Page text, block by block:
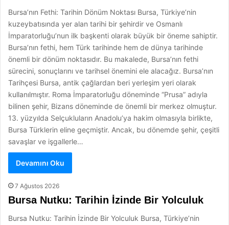
Bursa’nın Fethi: Tarihin Dönüm Noktası Bursa, Türkiye’nin
kuzeybatısında yer alan tarihi bir şehirdir ve Osmanlı
İmparatorluğu’nun ilk başkenti olarak büyük bir öneme sahiptir.
Bursa’nın fethi, hem Türk tarihinde hem de dünya tarihinde
önemli bir dönüm noktasıdır. Bu makalede, Bursa’nın fethi
sürecini, sonuçlarını ve tarihsel önemini ele alacağız. Bursa’nın
Tarihçesi Bursa, antik çağlardan beri yerleşim yeri olarak
kullanılmıştır. Roma İmparatorluğu döneminde “Prusa” adıyla
bilinen şehir, Bizans döneminde de önemli bir merkez olmuştur.
13. yüzyılda Selçukluların Anadolu’ya hakim olmasıyla birlikte,
Bursa Türklerin eline geçmiştir. Ancak, bu dönemde şehir, çeşitli
savaşlar ve işgallerle…
Devamını Oku
7 Ağustos 2026
Bursa Nutku: Tarihin İzinde Bir Yolculuk
Bursa Nutku: Tarihin İzinde Bir Yolculuk Bursa, Türkiye’nin